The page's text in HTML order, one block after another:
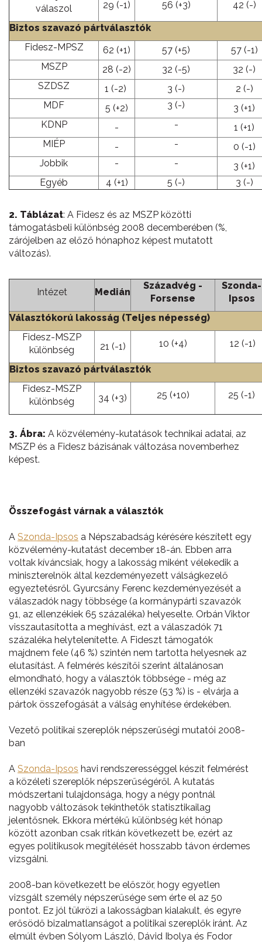
válaszol
29 (-1) 56 (+3) 42 (-)
Biztos szavazó pártválasztók
Fidesz-MPSZ
62 (+1) 57 (+5)
57 (-1)
MSZP
28 (-2) 32 (-5)
32 (-)
SZDSZ
1 (-2) 3 (-)
2 (-)
MDF
5 (+2) 3 (-)
3 (+1)
KDNP
- -
1 (+1)
MIÉP
- -
0 (-1)
Jobbik
- -
3 (+1)
Egyéb
4 (+1) 5 (-) 3 (-)
2. Táblázat: A Fidesz és az MSZP közötti
támogatásbeli különbség 2008 decemberében (%,
zárójelben az előző hónaphoz képest mutatott
változás).
Intézet Medián
Századvég -
Forsense
Szonda-
Ipsos
Választókorú lakosság (Teljes népesség)
Fidesz-MSZP
különbség
21 (-1) 10 (+4) 12 (-1)
Biztos szavazó pártválasztók
Fidesz-MSZP
különbség
34 (+3) 25 (+10) 25 (-1)
3. Ábra: A közvélemény-kutatások technikai adatai, az
MSZP és a Fidesz bázisának változása novemberhez
képest.
Összefogást várnak a választók
A Szonda-Ipsos a Népszabadság kérésére készített egy
közvélemény-kutatást december 18-án. Ebben arra
voltak kíváncsiak, hogy a lakosság miként vélekedik a
miniszterelnök által kezdeményezett válságkezelő
egyeztetésről. Gyurcsány Ferenc kezdeményezését a
válaszadók nagy többsége (a kormánypárti szavazók
91, az ellenzékiek 65 százaléka) helyeselte. Orbán Viktor
visszautasította a meghívást, ezt a válaszadók 71
százaléka helytelenítette. A Fideszt támogatók
majdnem fele (46 %) szintén nem tartotta helyesnek az
elutasítást. A felmérés készítői szerint általánosan
elmondható, hogy a választók többsége - még az
ellenzéki szavazók nagyobb része (53 %) is - elvárja a
pártok összefogását a válság enyhítése érdekében.
Vezető politikai szereplők népszerűségi mutatói 2008-
ban
A Szonda-Ipsos havi rendszerességgel készít felmérést
a közéleti szereplők népszerűségéről. A kutatás
módszertani tulajdonsága, hogy a négy pontnál
nagyobb változások tekinthetők statisztikailag
jelentősnek. Ekkora mértékű különbség két hónap
között azonban csak ritkán következett be, ezért az
egyes politikusok megítélését hosszabb távon érdemes
vizsgálni.
2008-ban következett be először, hogy egyetlen
vizsgált személy népszerűsége sem érte el az 50
pontot. Ez jól tükrözi a lakosságban kialakult, és egyre
erősödő bizalmatlanságot a politikai szereplők iránt. Az
elmúlt évben Sólyom László, Dávid Ibolya és Fodor